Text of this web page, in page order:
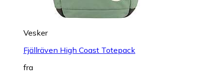
Vesker
Fjällräven High Coast Totepack
fra